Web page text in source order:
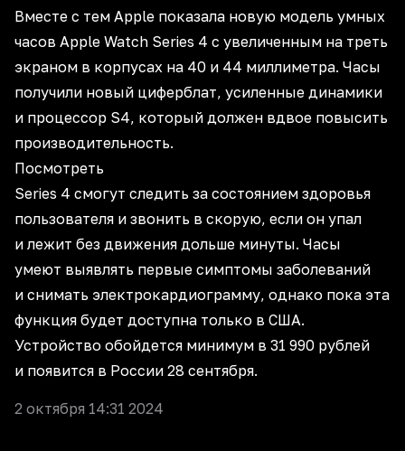
Вместе с тем Apple показала новую модель умных
часов Apple Watch Series 4 с увеличенным на треть
экраном в корпусах на 40 и 44 миллиметра. Часы
получили новый циферблат, усиленные динамики
и процессор S4, который должен вдвое повысить
производительность.
Посмотреть
Series 4 смогут следить за состоянием здоровья
пользователя и звонить в скорую, если он упал
и лежит без движения дольше минуты. Часы
умеют выявлять первые симптомы заболеваний
и снимать электрокардиограмму, однако пока эта
функция будет доступна только в США.
Устройство обойдется минимум в 31 990 рублей
и появится в России 28 сентября.
2 октября 14:31 2024